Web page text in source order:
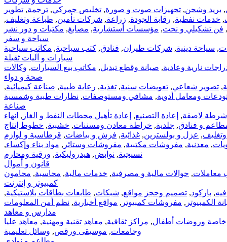
, بريد وشحن, تجهيزات صوت و صورة, تخليص جمركي, ترجمة, تطوير
, خدمات نفطية, رقابة الجودة, زراعة, شركات تأمين, طباعة وتغليف,
, فن تشكيلي و نحت, مؤسسات أستشارية, مصابغ, مكتبات و دور نشر
سياحة و سفر
, سياحة دينية, شركات طيران, فنادق, كتب سياحية, مكاتب سياحية
سيارات و آليات ثقيلة
نارية وعادية, صيانة وقطع تبديل, مكاتب بيع السيارات, وكالات
صحة و دواء
, تصوير شعاعي, تعويضات سنية, تغذية, رعاية طبية, صناعة كيميائية,
ومعامل أدوية, مشافي ومستوصفات, نظارات طبية وشمسية
صناعة
لاصقة, إعادة التصنيع, إعادة تأهيل محطات النفط و الغاز , انهاء
و فنادق, جلدية, خراطة معادن ومسننات, خشبية, خطوط إنتاج
, عزل و بولسترين, غذائية, فرش و بياضات, قرطاسية و لوازم
, معدنية, مفروشات مكتبية, مفروشات وستائر , مواد بناء وإكساء,
نسيجية, نوابض, هيدروليكية, ورقية ومحارم
قانون و أموال
معاملات, حوالات مالية و مصرفية, خدمات مالية, محاسبة, محامون
كمبيوتر و إنترنت
, باركود, تصميم وحجز مواقع, شبكات, طابعات بطاقات بلاستيكية,
الكمبيوتر , مفروشات كمبيوتر , مواقع أخبارية, نظم أمن المعلومات
مدارس و معاهد
وروضات أطفال, مراكز ثقافية, معاهد تقنية ومهنية, معاهد عليا
وجامعات, موسيقى ورقص, وسائل تعليمية